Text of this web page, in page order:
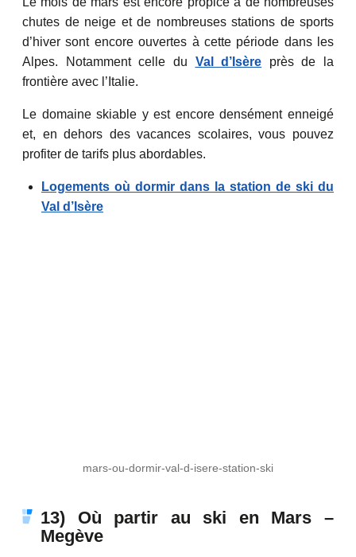
chutes de neige et de nombreuses stations de sports
d’hiver sont encore ouvertes à cette période dans les
Alpes. Notamment celle du Val d’Isère près de la
frontière avec l’Italie.
Le domaine skiable y est encore densément enneigé
et, en dehors des vacances scolaires, vous pouvez
profiter de tarifs plus abordables.
Logements où dormir dans la station de ski du
Val d’Isère
mars-ou-dormir-val-d-isere-station-ski
13) Où partir au ski en Mars –
Megève